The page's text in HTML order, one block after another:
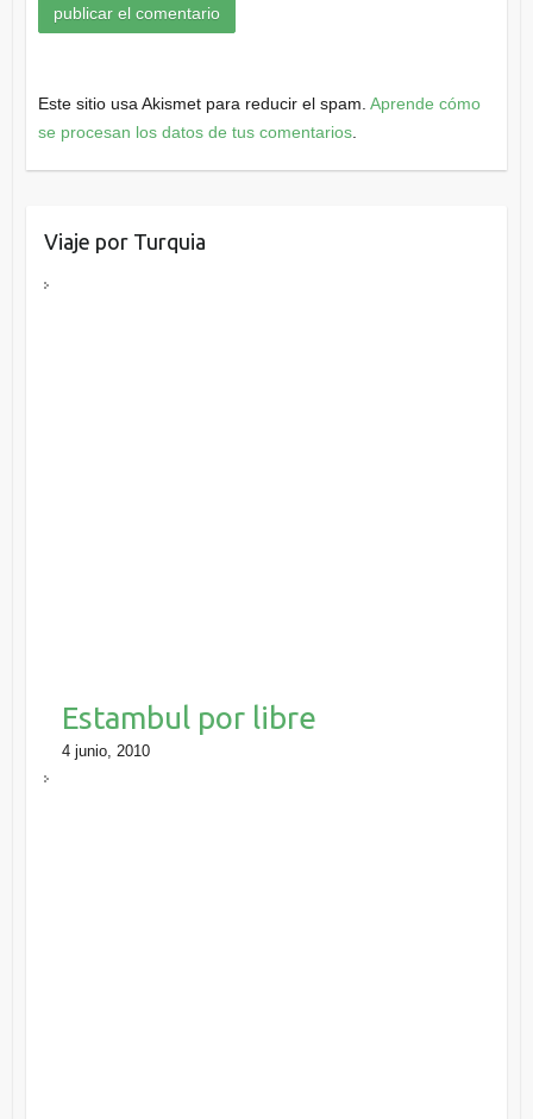
Este sitio usa Akismet para reducir el spam. Aprende cómo
se procesan los datos de tus comentarios.
Viaje por Turquia
Estambul por libre
4 junio, 2010